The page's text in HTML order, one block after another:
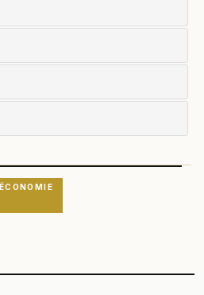
ÉCONOMIE